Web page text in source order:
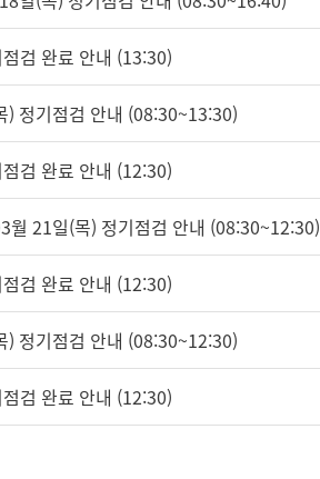
검 완료 안내 (13:30)
) 정기점검 안내 (08:30~13:30)
검 완료 안내 (12:30)
월 21일(목) 정기점검 안내 (08:30~12:30)
검 완료 안내 (12:30)
) 정기점검 안내 (08:30~12:30)
검 완료 안내 (12:30)